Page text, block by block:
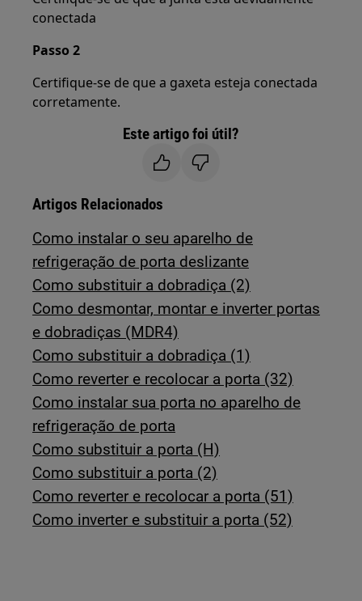
conectada
Passo 2
Certifique-se de que a gaxeta esteja conectada
corretamente.
Este artigo foi útil?
Artigos Relacionados
Como instalar o seu aparelho de
refrigeração de porta deslizante
Como substituir a dobradiça (2)
Como desmontar, montar e inverter portas
e dobradiças (MDR4)
Como substituir a dobradiça (1)
Como reverter e recolocar a porta (32)
Como instalar sua porta no aparelho de
refrigeração de porta
Como substituir a porta (H)
Como substituir a porta (2)
Como reverter e recolocar a porta (51)
Como inverter e substituir a porta (52)